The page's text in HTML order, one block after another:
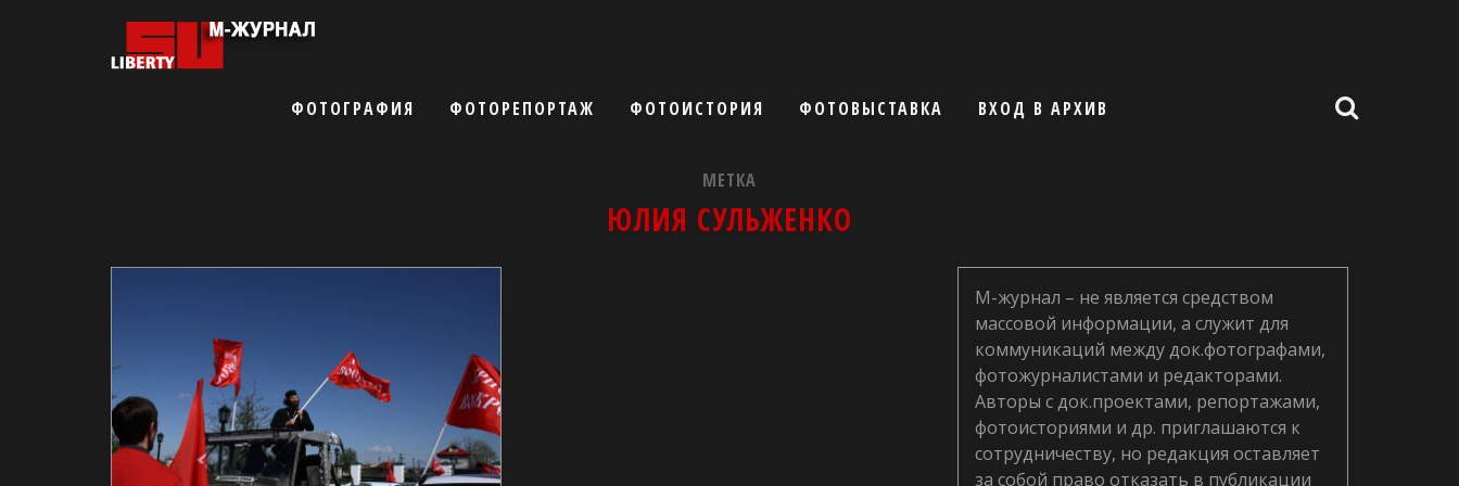
ФОТОГРАФИЯ ФОТОРЕПОРТАЖ ФОТОИСТОРИЯ ФОТОВЫСТАВКА ВХОД В АРХИВ
МЕТКА
ЮЛИЯ СУЛЬЖЕНКО
М-журнал – не является средством
массовой информации, а служит для
коммуникаций между док.фотографами,
фотожурналистами и редакторами.
Авторы с док.проектами, репортажами,
фотоисториями и др. приглашаются к
сотрудничеству, но редакция оставляет
за собой право отказать в публикации